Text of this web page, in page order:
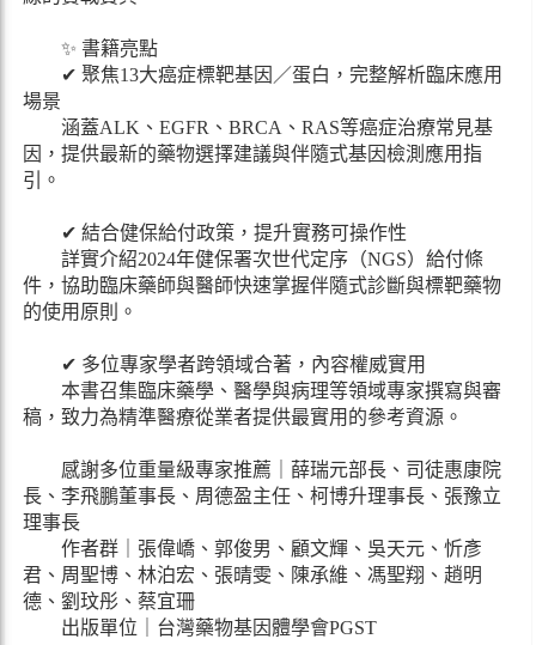
✨ 書籍亮點
✔ 聚焦13大癌症標靶基因／蛋白，完整解析臨床應用
場景
涵蓋ALK、EGFR、BRCA、RAS等癌症治療常見基
因，提供最新的藥物選擇建議與伴隨式基因檢測應用指
引。
✔ 結合健保給付政策，提升實務可操作性
詳實介紹2024年健保署次世代定序（NGS）給付條
件，協助臨床藥師與醫師快速掌握伴隨式診斷與標靶藥物
的使用原則。
✔ 多位專家學者跨領域合著，內容權威實用
本書召集臨床藥學、醫學與病理等領域專家撰寫與審
稿，致力為精準醫療從業者提供最實用的參考資源。
感謝多位重量級專家推薦｜薛瑞元部長、司徒惠康院
長、李飛鵬董事長、周德盈主任、柯博升理事長、張豫立
理事長
作者群｜張偉嶠、郭俊男、顧文輝、吳天元、忻彥
君、周聖博、林泊宏、張晴雯、陳承維、馮聖翔、趙明
德、劉玟彤、蔡宜珊
出版單位｜台灣藥物基因體學會PGST